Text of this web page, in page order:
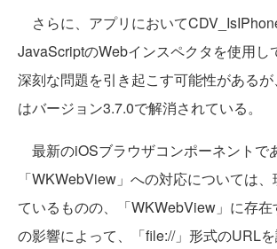
さらに、アプリにおいて
JavaScriptのWebインスペクタを使用し
深刻な問題を引き起こす可能性がある
はバージョン3.7.0で解消されている。
最新のiOSブラウザコンポーネントで
「WKWebView」への対応については
ているものの、「WKWebView」に存
の影響によって、「file://」形式のURL